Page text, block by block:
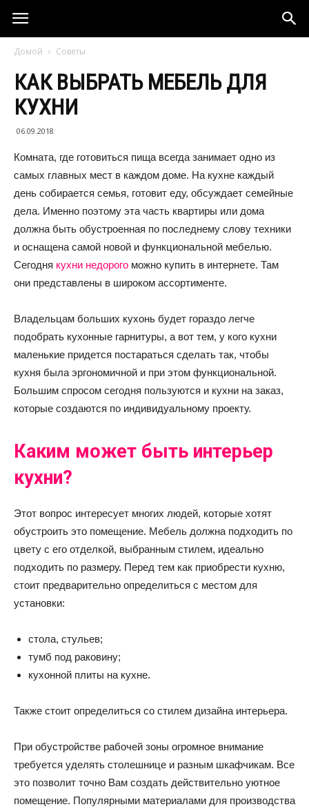
Домой Советы
КАК ВЫБРАТЬ МЕБЕЛЬ ДЛЯ
КУХНИ
06.09.2018
Комната, где готовиться пища всегда занимает одно из
самых главных мест в каждом доме. На кухне каждый
день собирается семья, готовит еду, обсуждает семейные
дела. Именно поэтому эта часть квартиры или дома
должна быть обустроенная по последнему слову техники
и оснащена самой новой и функциональной мебелью.
Сегодня кухни недорого можно купить в интернете. Там
они представлены в широком ассортименте.
Владельцам больших кухонь будет гораздо легче
подобрать кухонные гарнитуры, а вот тем, у кого кухни
маленькие придется постараться сделать так, чтобы
кухня была эргономичной и при этом функциональной.
Большим спросом сегодня пользуются и кухни на заказ,
которые создаются по индивидуальному проекту.
Каким может быть интерьер
кухни?
Этот вопрос интересует многих людей, которые хотят
обустроить это помещение. Мебель должна подходить по
цвету с его отделкой, выбранным стилем, идеально
подходить по размеру. Перед тем как приобрести кухню,
стоит предварительно определиться с местом для
установки:
стола, стульев;
тумб под раковину;
кухонной плиты на кухне.
Также стоит определиться со стилем дизайна интерьера.
При обустройстве рабочей зоны огромное внимание
требуется уделять столешнице и разным шкафчикам. Все
это позволит точно Вам создать действительно уютное
помещение. Популярными материалами для производства